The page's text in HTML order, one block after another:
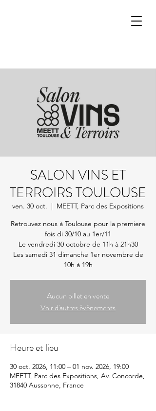
SALON VINS ET
TERROIRS TOULOUSE
ven. 30 oct.
  |
MEETT, Parc des Expositions
Retrouvez nous à Toulouse pour la premiere
fois di 30/10 au 1er/11
Le vendredi 30 octobre de 11h à 21h30
Les samedi 31 dimanche 1er novembre de
10h à 19h
Aucun billet en vente
Voir d'autres événements
Heure et lieu
30 oct. 2026, 11:00 – 01 nov. 2026, 19:00
MEETT, Parc des Expositions, Av. Concorde,
31840 Aussonne, France